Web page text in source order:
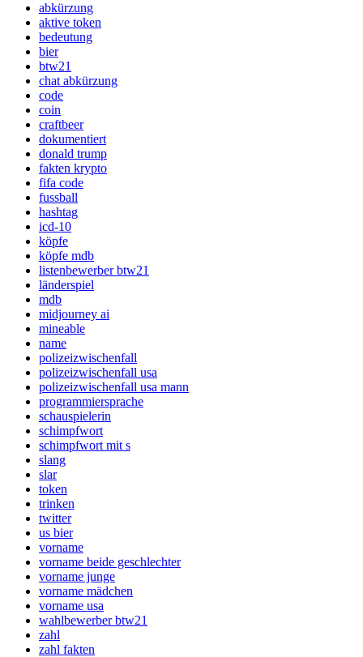
abkürzung
aktive token
bedeutung
bier
btw21
chat abkürzung
code
coin
craftbeer
dokumentiert
donald trump
fakten krypto
fifa code
fussball
hashtag
icd-10
köpfe
köpfe mdb
listenbewerber btw21
länderspiel
mdb
midjourney ai
mineable
name
polizeizwischenfall
polizeizwischenfall usa
polizeizwischenfall usa mann
programmiersprache
schauspielerin
schimpfwort
schimpfwort mit s
slang
slar
token
trinken
twitter
us bier
vorname
vorname beide geschlechter
vorname junge
vorname mädchen
vorname usa
wahlbewerber btw21
zahl
zahl fakten